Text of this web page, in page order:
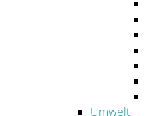
Umwelt